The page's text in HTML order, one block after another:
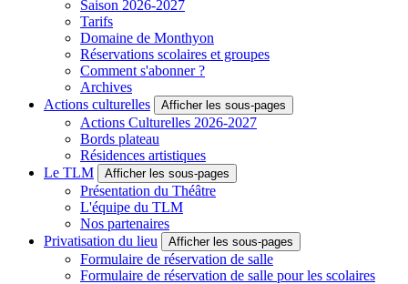
Saison 2026-2027
Tarifs
Domaine de Monthyon
Réservations scolaires et groupes
Comment s'abonner ?
Archives
Actions culturelles
Afficher les sous-pages
Actions Culturelles 2026-2027
Bords plateau
Résidences artistiques
Le TLM
Afficher les sous-pages
Présentation du Théâtre
L'équipe du TLM
Nos partenaires
Privatisation du lieu
Afficher les sous-pages
Formulaire de réservation de salle
Formulaire de réservation de salle pour les scolaires